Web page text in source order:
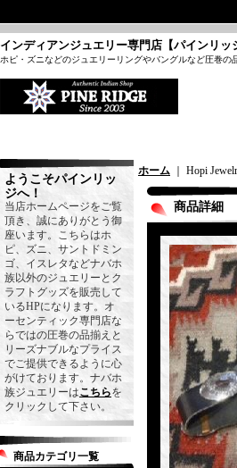
インディアンジュエリー専門店【パインリッ
ホピ・ズニなどのジュエリーリングやバングルなど圧巻の
ようこそパインリッ
ジへ！
当店ホームページをご覧
頂き、誠にありがとう御
座います。こちらはホ
ピ、ズニ、サントドミン
ゴ、イスレタなどナバホ
族以外のジュエリーとク
ラフトグッズを販売して
いるHPになります。オ
ーセンティック専門店な
らではの圧巻の品揃えと
リーズナブルなプライス
でご提供できるように心
がけております。ナバホ
族ジュエリーはこちらを
クリックして下さい。
商品カテゴリ一覧
ホーム ｜ Hopi
商品詳細